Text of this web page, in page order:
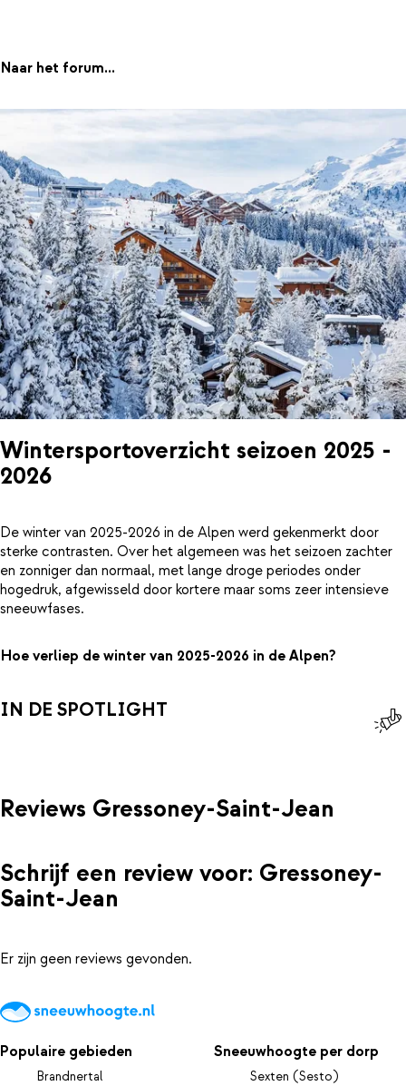
Naar het forum...
Wintersportoverzicht seizoen 2025 -
2026
De winter van 2025-2026 in de Alpen werd gekenmerkt door
sterke contrasten. Over het algemeen was het seizoen zachter
en zonniger dan normaal, met lange droge periodes onder
hogedruk, afgewisseld door kortere maar soms zeer intensieve
sneeuwfases.
Hoe verliep de winter van 2025-2026 in de Alpen?
IN DE SPOTLIGHT
Reviews Gressoney-Saint-Jean
Schrijf een review voor: Gressoney-
Saint-Jean
Er zijn geen reviews gevonden.
Populaire gebieden
Brandnertal
Sneeuwhoogte per dorp
Sexten (Sesto)